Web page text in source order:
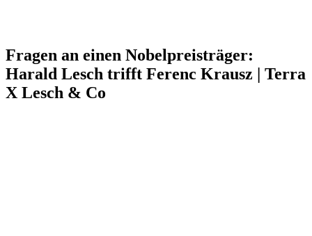
Fragen an einen Nobelpreisträger:
Harald Lesch trifft Ferenc Krausz | Terra
X Lesch & Co